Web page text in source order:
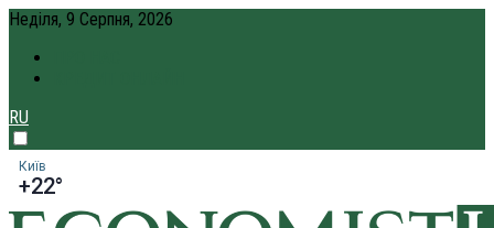
Неділя, 9 Серпня, 2026
RU
Київ
+22°